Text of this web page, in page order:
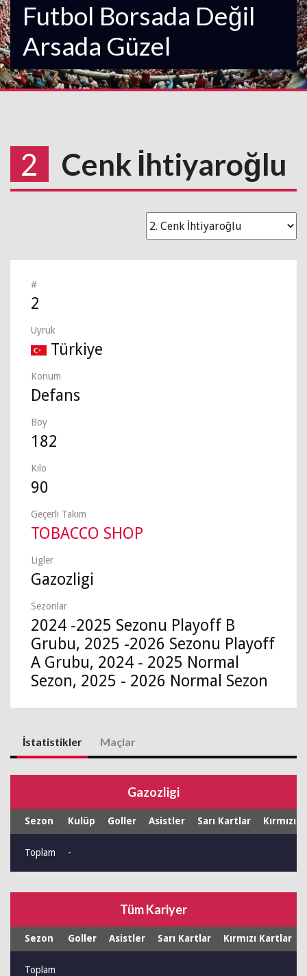
Futbol Borsada Değil
Arsada Güzel
2 Cenk İhtiyaroğlu
#
2
Uyruk
Türkiye
Konum
Defans
Boy
182
Kilo
90
Geçerli Takım
TOBACCO SHOP
Ligler
Gazozligi
Sezonlar
2024 -2025 Sezonu Playoff B
Grubu, 2025 -2026 Sezonu Playoff
A Grubu, 2024 - 2025 Normal
Sezon, 2025 - 2026 Normal Sezon
İstatistikler Maçlar
Gazozligi
Sezon Kulüp Goller Asistler Sarı Kartlar Kırmızı
Toplam -
Tüm Kariyer
Sezon Goller Asistler Sarı Kartlar Kırmızı Kartlar
Toplam